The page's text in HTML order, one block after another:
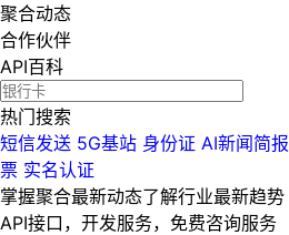
聚合动态
合作伙伴
API百科
热门搜索
短信发送 5G基站 身份证 AI新闻简报
票 实名认证
掌握聚合最新动态了解行业最新趋势
API接口，开发服务，免费咨询服务